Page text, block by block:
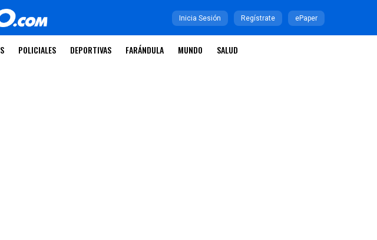
Inicia Sesión Regístrate ePaper
POLICIALES DEPORTIVAS FARÁNDULA MUNDO SALUD